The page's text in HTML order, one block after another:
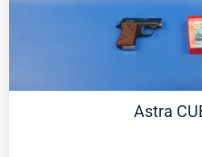
Astra